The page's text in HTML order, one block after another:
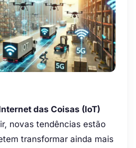
das Coisas (IoT)
novas tendências estão
transformar ainda mais